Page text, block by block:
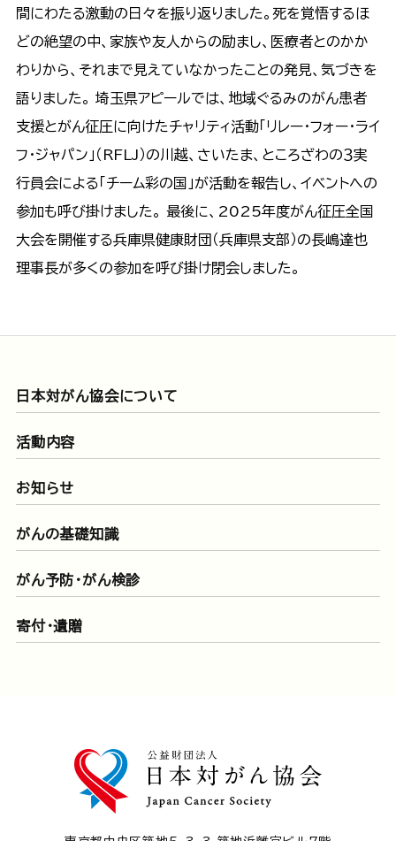
間にわたる激動の日々を振り返りました。死を覚悟するほ
どの絶望の中、家族や友人からの励まし、医療者とのかか
わりから、それまで見えていなかったことの発見、気づきを
語りました。 埼玉県アピールでは、地域ぐるみのがん患者
支援とがん征圧に向けたチャリティ活動「リレー・フォー・ライ
フ・ジャパン」（RFLJ）の川越、さいたま、ところざわの３実
行員会による「チーム彩の国」が活動を報告し、イベントへの
参加も呼び掛けました。 最後に、2025年度がん征圧全国
大会を開催する兵庫県健康財団（兵庫県支部）の長嶋達也
理事長が多くの参加を呼び掛け閉会しました。
日本対がん協会について
活動内容
お知らせ
がんの基礎知識
がん予防・がん検診
寄付・遺贈